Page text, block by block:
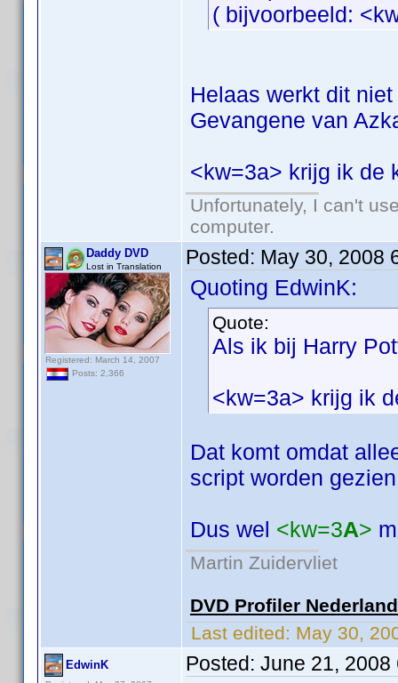
( bijvoorbeeld:
Helaas werkt dit
Gevangene van
<kw=3a> krijg ik de
Unfortunately, I can't
computer.
Daddy DVD
Lost in Translation
Registered: March 14, 2007
Posts: 2,366
Posted: May 30, 2008
Quoting EdwinK:
Quote:
Als ik bij Harry
<kw=3a> krijg ik
Dat komt omdat
script worden
Dus wel <kw=3A>
Martin Zuidervliet
DVD Profiler
Last edited: May 30,
EdwinK Posted: June 21, 2008